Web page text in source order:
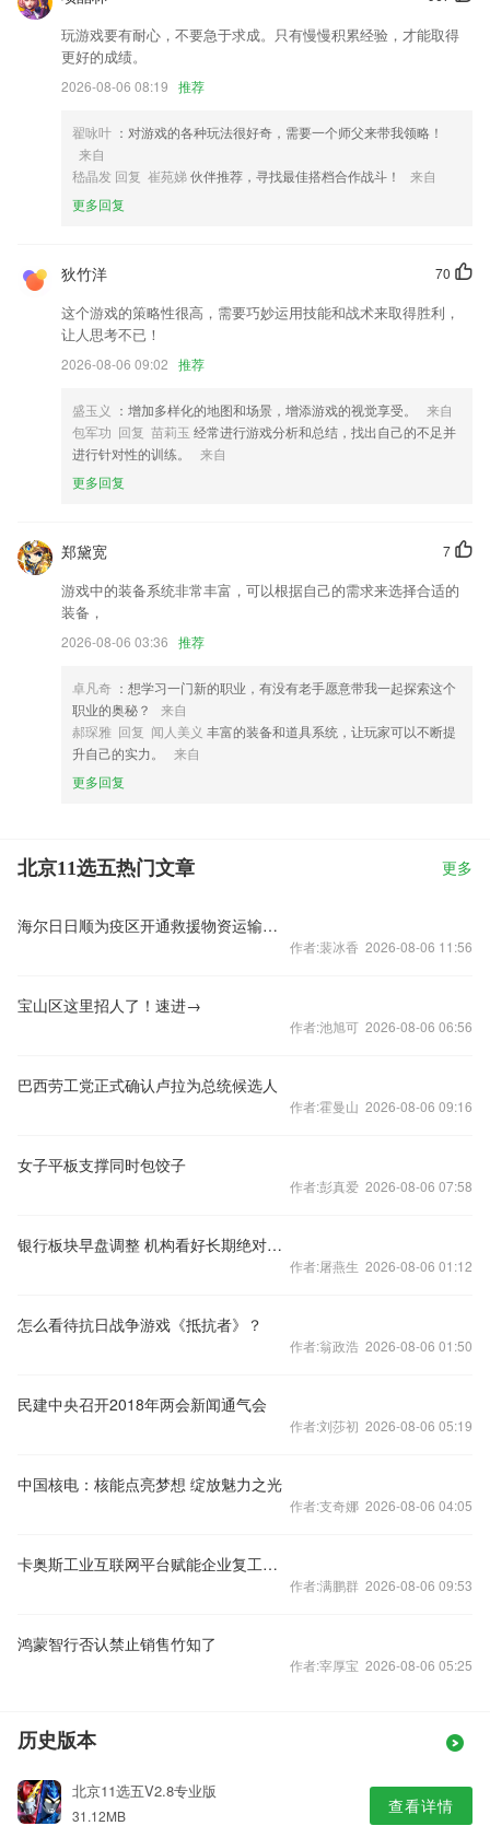
优化用户体验修复其他已知bug18处
修复系统bug，提升系统稳定性
清理微信赢大奖，还可参加公益活动。
抠图更快速
喜欢这款应用吗？请给我们评分！您的反馈是优步不断进步的动力。
以上就是北京11选五的介绍，如果您喜欢这款软件，您可以到应用商店
玩游戏要有耐心，不要急于求成。只有慢慢积累经验，才能取得
更好的成绩。
2026-08-06 08:19 推荐
翟咏叶 ：对游戏的各种玩法很好奇，需要一个师父来带我领略！
来自
嵇晶发 回复 崔苑娣伙伴推荐，寻找最佳搭档合作战斗！
来自
更多回复
70
狄竹洋
这个游戏的策略性很高，需要巧妙运用技能和战术来取得胜利，
让人思考不已！
2026-08-06 09:02 推荐
盛玉义 ：增加多样化的地图和场景，增添游戏的视觉享受。
来自
包军功 回复 苗莉玉 经常进行游戏分析和总结，找出自己的不足并
进行针对性的训练。
来自
更多回复
7
郑黛宽
游戏中的装备系统非常丰富，可以根据自己的需求来选择合适的
装备，
2026-08-06 03:36 推荐
卓凡奇 ：想学习一门新的职业，有没有老手愿意带我一起探索这个
职业的奥秘？
来自
郝琛雅 回复 闻人美义 丰富的装备和道具系统，让玩家可以不断提
升自己的实力。
来自
更多回复
北京11选五热门文章 更多
海尔日日顺为疫区开通救援物资运输通道
作者:裴冰香 2026-08-06 11:56
宝山区这里招人了！速进→
作者:池旭可 2026-08-06 06:56
巴西劳工党正式确认卢拉为总统候选人
作者:霍曼山 2026-08-06 09:16
女子平板支撑同时包饺子
作者:彭真爱 2026-08-06 07:58
银行板块早盘调整 机构看好长期绝对收益
作者:屠燕生 2026-08-06 01:12
怎么看待抗日战争游戏《抵抗者》？
作者:翁政浩 2026-08-06 01:50
民建中央召开2018年两会新闻通气会
作者:刘莎初 2026-08-06 05:19
中国核电：核能点亮梦想 绽放魅力之光
作者:支奇娜 2026-08-06 04:05
卡奥斯工业互联网平台赋能企业复工增产
作者:满鹏群 2026-08-06 09:53
鸿蒙智行否认禁止销售竹知了
作者:宰厚宝 2026-08-06 05:25
历史版本
北京11选五V2.8专业版
31.12MB 查看详情